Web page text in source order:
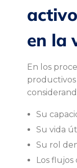
p
a
en la
En los
productivos
Su
Su vida
Su rol
Los flujos